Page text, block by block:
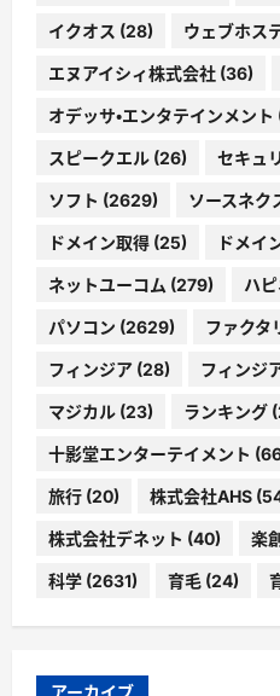
イクオス (28) ウェブホス
エヌアイシィ株式会社 (36)
オデッサ・エンタテインメント
スピークエル (26) セキュ
ソフト (2629) ソースネク
ドメイン取得 (25) ドメイ
ネットユーコム (279) ハ
パソコン (2629) ファクタ
フィンジア (28) フィンジ
マジカル (23) ランキング
十影堂エンターテイメント
旅行 (20) 株式会社AHS
株式会社デネット (40) 楽
科学 (2631) 育毛 (24)